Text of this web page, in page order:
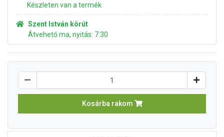
Készleten van a termék
Szent István körút
Átvehető ma, nyitás: 7:30
Kosárba rakom